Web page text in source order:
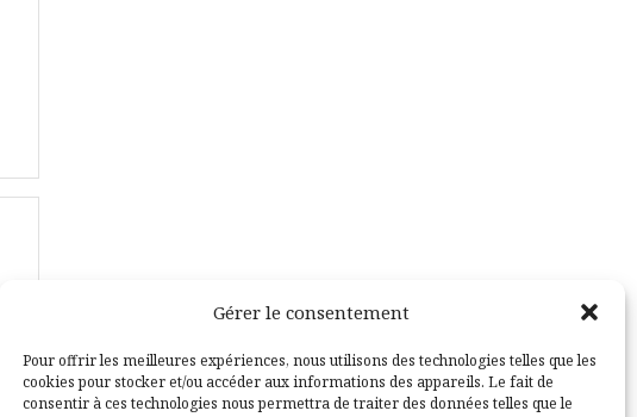
Gérer le consentement
Pour offrir les meilleures expériences, nous utilisons des technologies telles que les
cookies pour stocker et/ou accéder aux informations des appareils. Le fait de
consentir à ces technologies nous permettra de traiter des données telles que le